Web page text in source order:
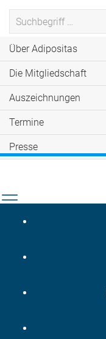
Über Adipositas
Die Mitgliedschaft
Auszeichnungen
Termine
Presse